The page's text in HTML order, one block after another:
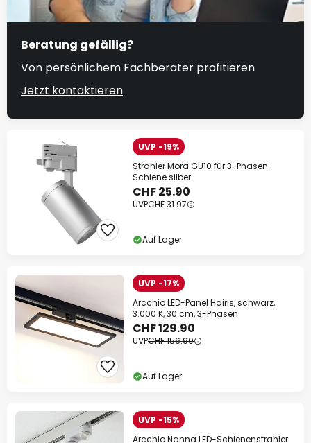
Beratung gefällig?
Von persönlichem Fachberater profitieren
Jetzt kontaktieren
UVP -19%
Strahler Mora GU10 für 3-Phasen-
Schiene silber
CHF 25.90
UVPCHF 31.97
Auf Lager
UVP -17%
Arcchio LED-Panel Hairis, schwarz,
3.000 K, 30 cm, 3-Phasen
CHF 129.90
UVPCHF 156.90
Auf Lager
UVP -15%
Arcchio Nanna LED-Schienenstrahler